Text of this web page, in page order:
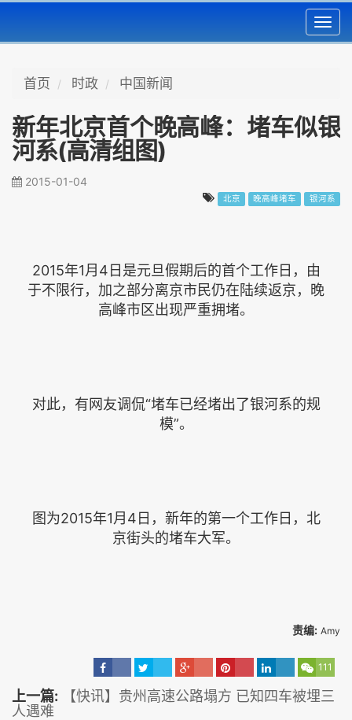
首页 时政 中国新闻
新年北京首个晚高峰：堵车似银
河系(高清组图)
2015-01-04
北京 晚高峰堵车 银河系
2015年1月4日是元旦假期后的首个工作日，由
于不限行，加之部分离京市民仍在陆续返京，晚
高峰市区出现严重拥堵。
对此，有网友调侃“堵车已经堵出了银河系的规
模”。
图为2015年1月4日，新年的第一个工作日，北
京街头的堵车大军。
责编: Amy
111
上一篇:
【快讯】贵州高速公路塌方 已知四车被埋三
人遇难